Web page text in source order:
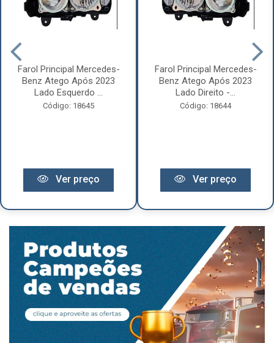
Farol Principal Mercedes-
Benz Atego Após 2023
Lado Esquerdo ...
Código: 18645
Ver preço
Farol Principal Mercedes-
Benz Atego Após 2023
Lado Direito -...
Código: 18644
Ver preço